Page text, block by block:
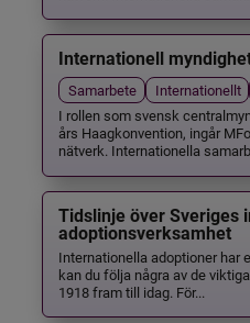
Internationell
Samarbete Internationellt
I rollen som svensk
års Haagkonvention, ingår
nätverk. Internationella
Tidslinje över Sveriges
adoptionsverksamhet
Internationella adoptioner har
kan du följa några av de
1918 fram till idag. För...